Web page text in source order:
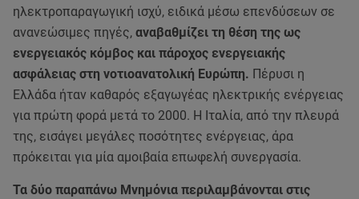
ηλεκτροπαραγωγική ισχύ, ειδικά μέσω επενδύσεων σε
ανανεώσιμες πηγές, αναβαθμίζει τη θέση της ως
ενεργειακός κόμβος και πάροχος ενεργειακής
ασφάλειας στη νοτιοανατολική Ευρώπη. Πέρυσι η
Ελλάδα ήταν καθαρός εξαγωγέας ηλεκτρικής ενέργειας
για πρώτη φορά μετά το 2000. Η Ιταλία, από την πλευρά
της, εισάγει μεγάλες ποσότητες ενέργειας, άρα
πρόκειται για μία αμοιβαία επωφελή συνεργασία.
Τα δύο παραπάνω Μνημόνια περιλαμβάνονται στις